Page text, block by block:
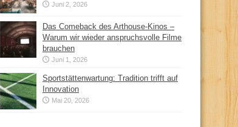
Juni 2, 2026
Das Comeback des Arthouse-Kinos –
Warum wir wieder anspruchsvolle Filme
brauchen
Juni 1, 2026
Sportstättenwartung: Tradition trifft auf
Innovation
Mai 20, 2026